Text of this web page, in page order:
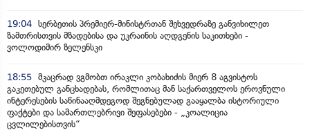
19:04 სერბეთის პრემიერ-მინისტრთან შეხვედრაზე განვიხილეთ
ზამთრისთვის მზადებისა და უკრაინის აღდგენის საკითხები -
ვოლოდიმირ ზელენსკი
18:55 მკაცრად ვგმობთ ირაკლი კობახიძის მიერ 8 აგვისტოს
გაკეთებულ განცხადებას, რომლითაც მან საქართველოს ეროვნული
ინტერესების საწინააღმდეგოდ შეგნებულად გააყალბა ისტორიული
ფაქტები და სამართლებრივი შეფასებები - „კოალიცია
ცვლილებისთვის“